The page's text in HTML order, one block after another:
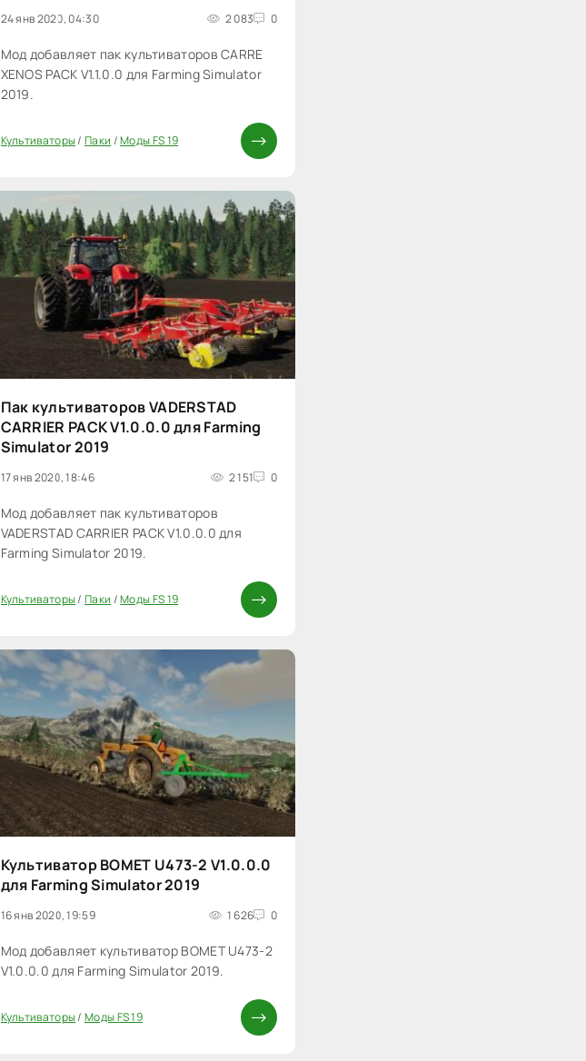
24 янв 2020, 04:30 2 083 0
Мод добавляет пак культиваторов CARRE
XENOS PACK V1.1.0.0 для Farming Simulator
2019.
Культиваторы/Паки /Моды FS 19
Пак культиваторов VADERSTAD
CARRIER PACK V1.0.0.0 для Farming
Simulator 2019
17 янв 2020, 18:46 2 151 0
Мод добавляет пак культиваторов
VADERSTAD CARRIER PACK V1.0.0.0 для
Farming Simulator 2019.
Культиваторы/Паки /Моды FS 19
Культиватор BOMET U473-2 V1.0.0.0
для Farming Simulator 2019
16 янв 2020, 19:59 1 626 0
Мод добавляет культиватор BOMET U473-2
V1.0.0.0 для Farming Simulator 2019.
Культиваторы/Моды FS 19